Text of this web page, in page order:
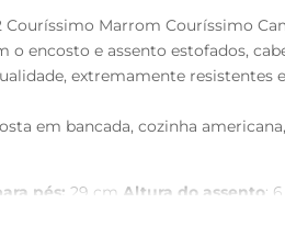
Marrom Couríssimo
o encosto e assento estofados,
extremamente resistentes e
em bancada, cozinha
pés: 29 cm Altura do assento: